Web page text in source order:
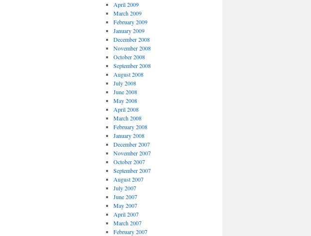
April 2009
March 2009
February 2009
January 2009
December 2008
November 2008
October 2008
September 2008
August 2008
July 2008
June 2008
May 2008
April 2008
March 2008
February 2008
January 2008
December 2007
November 2007
October 2007
September 2007
August 2007
July 2007
June 2007
May 2007
April 2007
March 2007
February 2007